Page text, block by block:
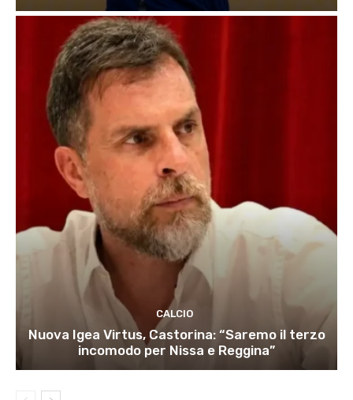
CALCIO
Nuova Igea Virtus, Castorina: “Saremo il terzo
incomodo per Nissa e Reggina”